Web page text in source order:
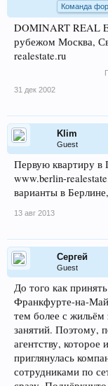
Команда
DOMINART REAL
рубежом Москва,
realestate.ru
31 дек 2002
Klim
Guest
Первую квартиру в
www.berlin-
варианты в
13 авг 2013
Сергей
Guest
До того как
Франкфурте-на-
тем более с
занятий. Поэтому,
агентству,
приглянулась
сотрудниками по